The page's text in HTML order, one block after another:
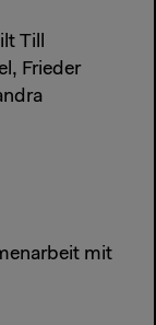
Till
Frieder
mit